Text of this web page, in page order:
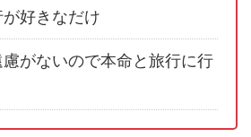
好きなだけ
がないので本命と旅行に行